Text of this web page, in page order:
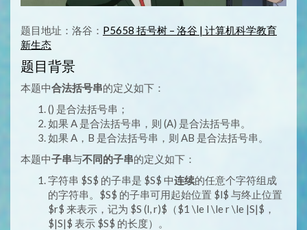
题目地址：洛谷： P5658 括号树 – 洛谷 | 计算机科学教育
新生态
题目背景
本题中合法括号串的定义如下：
() 是合法括号串；
如果 A 是合法括号串，则 (A) 是合法括号串。
如果 A，B 是合法括号串，则 AB 是合法括号串。
本题中子串与不同的子串的定义如下：
字符串 $S$ 的子串是 $S$ 中连续的任意个字符组成
的字符串。$S$ 的子串可用起始位置 $l$ 与终止位置
$r$ 来表示，记为 $S (l, r)$（$1 \le l \le r \le |S|$，
$|S|$ 表示 $S$ 的长度）。